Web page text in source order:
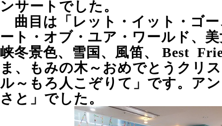
ンサートでした。
曲目は「レット・イット・ゴ
ート・オブ・ユア・ワールド、
峡冬景色、雪国、風笛、 Best
ま、もみの木～おめでとうクリ
ル～もろ人こぞりて」です。ア
さと」でした。